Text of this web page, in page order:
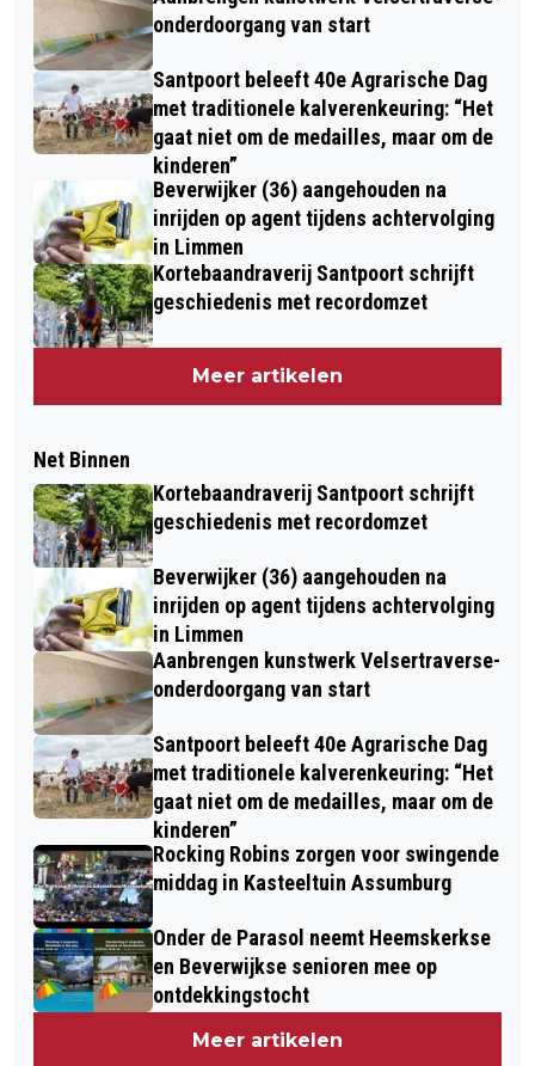
onderdoorgang van start
Santpoort beleeft 40e Agrarische Dag
met traditionele kalverenkeuring: “Het
gaat niet om de medailles, maar om de
kinderen”
Beverwijker (36) aangehouden na
inrijden op agent tijdens achtervolging
in Limmen
Kortebaandraverij Santpoort schrijft
geschiedenis met recordomzet
Meer artikelen
Net Binnen
Kortebaandraverij Santpoort schrijft
geschiedenis met recordomzet
Beverwijker (36) aangehouden na
inrijden op agent tijdens achtervolging
in Limmen
Aanbrengen kunstwerk Velsertraverse-
onderdoorgang van start
Santpoort beleeft 40e Agrarische Dag
met traditionele kalverenkeuring: “Het
gaat niet om de medailles, maar om de
kinderen”
Rocking Robins zorgen voor swingende
middag in Kasteeltuin Assumburg
Onder de Parasol neemt Heemskerkse
en Beverwijkse senioren mee op
ontdekkingstocht
Meer artikelen